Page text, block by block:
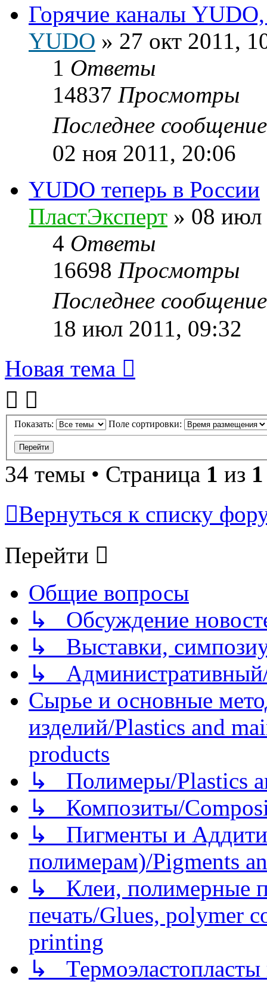
Горячие каналы
YUDO » 27 окт 2011,
1 Ответы
14837 Просмотры
Последнее
02 ноя 2011, 20:06
YUDO теперь в России
ПластЭксперт » 08 июл
4 Ответы
16698 Просмотры
Последнее
18 июл 2011, 09:32
Новая тема
Показать: Поле сортировки:
34 темы • Страница 1 из 1
Вернуться к списку
Перейти
Общие вопросы
↳ Обсуждение
↳ Выставки,
↳
Сырье и основные
изделий/Plastics and
products
↳ Полимеры/Plastics
↳ Композиты/
↳ Пигменты и
полимерам)/Pigments
↳ Клеи, полимерные
печать/Glues, polymer
printing
↳